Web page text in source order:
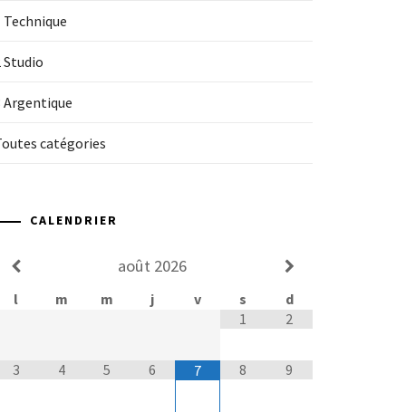
Technique
Studio
Argentique
catégories
CALENDRIER
août 2026
l m m j v s
d
1
2
3 4 5 6 7 8 9